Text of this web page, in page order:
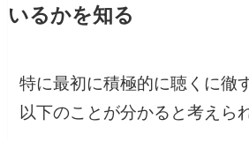
いるかを知る
特に最初に積極的に聴くに徹
以下のことが分かると考えら